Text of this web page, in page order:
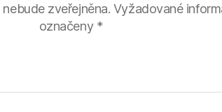
zveřejněna. Vyžadované
označeny *